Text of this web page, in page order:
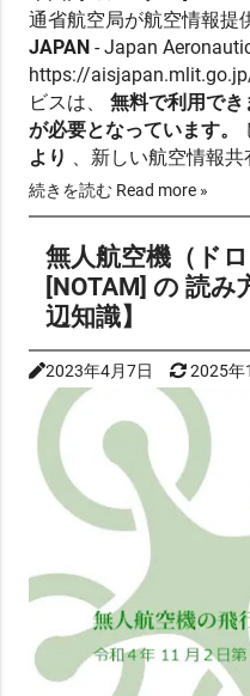
通省航空局が航空情報提
JAPAN - Japan
https://
ビスは、
無料で利用で
が必要となっています。
より 、新しい航空情報共
Information M…
続きを読む Read more »
無人航空機（ド
[NOTAM] の 読み
辺知識】
2023年4月7日 2025